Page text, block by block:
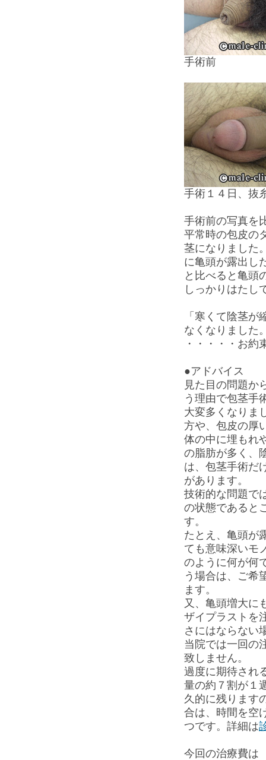
手術前
手術１４日、抜
手術前の写真を
平常時の包皮の
茎になりました
に亀頭が露出し
と比べると亀頭
しっかりはたし
「寒くて陰茎
なくなりました
・・・・・お約
●アドバイス
見た目の問題か
う理由で包茎手
大変多くなりま
方や、包皮の厚
体の中に埋もれ
の脂肪が多く、
は、包茎手術だ
があります。
技術的な問題で
の状態であると
す。
たとえ、亀頭が
ても意味深いモ
のように何が何
う場合は、ご希
ます。
又、亀頭増大に
ザイプラストを
さにはならない
当院では一回の
致しません。
過度に期待され
量の約７割が１
久的に残ります
合は、時間を空
つです。詳細は
今回の治療費は